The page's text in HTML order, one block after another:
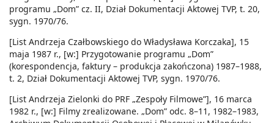
programu „Dom” cz. II, Dział Dokumentacji Aktowej TVP, t. 20,
sygn. 1970/76.
[List Andrzeja Czałbowskiego do Władysława Korczaka], 15
maja 1987 r., [w:] Przygotowanie programu „Dom”
(korespondencja, faktury – produkcja zakończona) 1987–1988,
t. 2, Dział Dokumentacji Aktowej TVP, sygn. 1970/76.
[List Andrzeja Zielonki do PRF „Zespoły Filmowe”], 16 marca
1982 r., [w:] Filmy zrealizowane. „Dom” odc. 8–11, 1982–1983,